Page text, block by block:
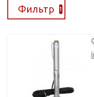
Фильтр 1